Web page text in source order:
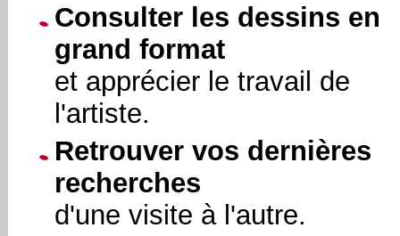
Consulter les dessins en
grand format
et apprécier le travail de
l'artiste.
Retrouver vos dernières
recherches
d'une visite à l'autre.